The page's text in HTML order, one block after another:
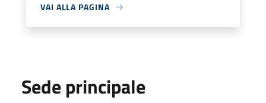
VAI ALLA PAGINA
Sede principale